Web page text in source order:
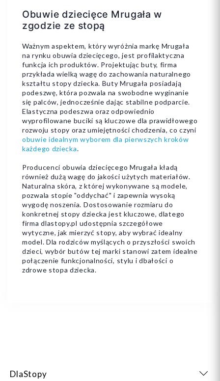
Obuwie dziecięce Mrugała w
zgodzie ze stopą
Ważnym aspektem, który wyróżnia markę Mrugała
na rynku obuwia dziecięcego, jest profilaktyczna
funkcja ich produktów. Projektując buty, firma
przykłada wielką wagę do zachowania naturalnego
kształtu stopy dziecka. Buty Mrugała posiadają
podeszwę, która pozwala na swobodne wyginanie
się palców, jednocześnie dając stabilne podparcie.
Elastyczna podeszwa oraz odpowiednio
wyprofilowane buciki są kluczowe dla prawidłowego
rozwoju stopy oraz umiejętności chodzenia, co czyni
obuwie idealnym wyborem dla pierwszych kroków
każdego dziecka.
Producenci obuwia dziecięcego Mrugała kładą
również dużą wagę do jakości użytych materiałów.
Naturalna skóra, z której wykonywane są modele,
pozwala stopie "oddychać" i zapewnia wysoką
wygodę noszenia. Dostosowanie rozmiaru do
konkretnej stopy dziecka jest kluczowe, dlatego
firma dlastopy.pl udostępnia szczegółowe
wytyczne, jak mierzyć stopy, aby wybrać idealny
model. Dla rodziców myślących o przyszłości swoich
dzieci, wybór butów tej marki stanowi zatem idealne
połączenie funkcjonalności, stylu i dbałości o
zdrowe stopa dziecka.
DlaStopy